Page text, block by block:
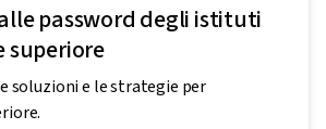
alle password degli istituti
superiore
soluzioni e le strategie per